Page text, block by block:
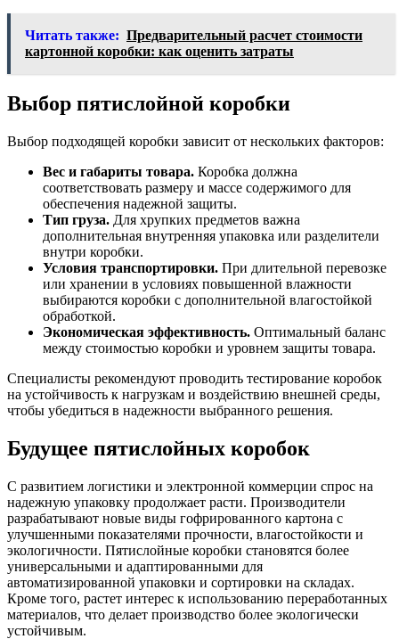
Читать также: Предварительный расчет стоимости
картонной коробки: как оценить затраты
Выбор пятислойной коробки
Выбор подходящей коробки зависит от нескольких факторов:
Вес и габариты товара. Коробка должна
соответствовать размеру и массе содержимого для
обеспечения надежной защиты.
Тип груза. Для хрупких предметов важна
дополнительная внутренняя упаковка или разделители
внутри коробки.
Условия транспортировки. При длительной перевозке
или хранении в условиях повышенной влажности
выбираются коробки с дополнительной влагостойкой
обработкой.
Экономическая эффективность. Оптимальный баланс
между стоимостью коробки и уровнем защиты товара.
Специалисты рекомендуют проводить тестирование коробок
на устойчивость к нагрузкам и воздействию внешней среды,
чтобы убедиться в надежности выбранного решения.
Будущее пятислойных коробок
С развитием логистики и электронной коммерции спрос на
надежную упаковку продолжает расти. Производители
разрабатывают новые виды гофрированного картона с
улучшенными показателями прочности, влагостойкости и
экологичности. Пятислойные коробки становятся более
универсальными и адаптированными для
автоматизированной упаковки и сортировки на складах.
Кроме того, растет интерес к использованию переработанных
материалов, что делает производство более экологически
устойчивым.